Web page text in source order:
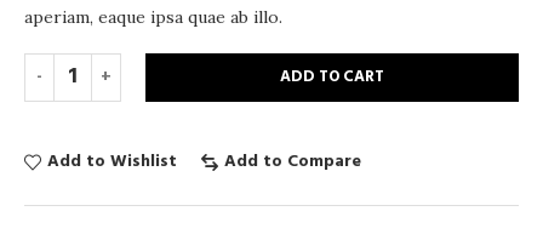
aperiam, eaque ipsa quae ab illo.
ADD TO CART
Add to Wishlist Add to Compare